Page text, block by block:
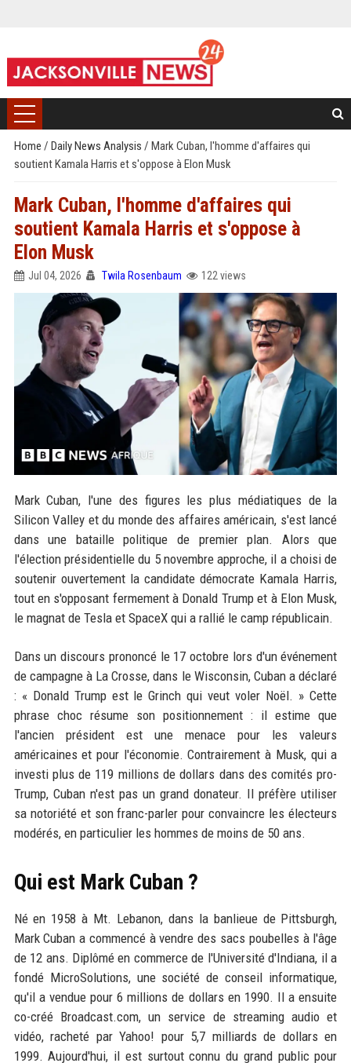
Home / Daily News Analysis / Mark Cuban, l'homme d'affaires qui
soutient Kamala Harris et s'oppose à Elon Musk
Mark Cuban, l'homme d'affaires qui
soutient Kamala Harris et s'oppose à
Elon Musk
Jul 04, 2026 Twila Rosenbaum 122 views
Mark Cuban, l'une des figures les plus médiatiques de la
Silicon Valley et du monde des affaires américain, s'est lancé
dans une bataille politique de premier plan. Alors que
l'élection présidentielle du 5 novembre approche, il a choisi de
soutenir ouvertement la candidate démocrate Kamala Harris,
tout en s'opposant fermement à Donald Trump et à Elon Musk,
le magnat de Tesla et SpaceX qui a rallié le camp républicain.
Dans un discours prononcé le 17 octobre lors d'un événement
de campagne à La Crosse, dans le Wisconsin, Cuban a déclaré
: « Donald Trump est le Grinch qui veut voler Noël. » Cette
phrase choc résume son positionnement : il estime que
l'ancien président est une menace pour les valeurs
américaines et pour l'économie. Contrairement à Musk, qui a
investi plus de 119 millions de dollars dans des comités pro-
Trump, Cuban n'est pas un grand donateur. Il préfère utiliser
sa notoriété et son franc-parler pour convaincre les électeurs
modérés, en particulier les hommes de moins de 50 ans.
Qui est Mark Cuban ?
Né en 1958 à Mt. Lebanon, dans la banlieue de Pittsburgh,
Mark Cuban a commencé à vendre des sacs poubelles à l'âge
de 12 ans. Diplômé en commerce de l'Université d'Indiana, il a
fondé MicroSolutions, une société de conseil informatique,
qu'il a vendue pour 6 millions de dollars en 1990. Il a ensuite
co-créé Broadcast.com, un service de streaming audio et
vidéo, racheté par Yahoo! pour 5,7 milliards de dollars en
1999. Aujourd'hui, il est surtout connu du grand public pour